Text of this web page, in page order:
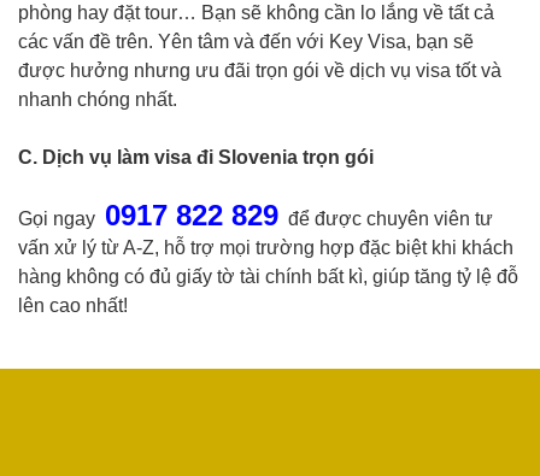
phòng hay đặt tour… Bạn sẽ không cần lo lắng về tất cả
các vấn đề trên. Yên tâm và đến với Key Visa, bạn sẽ
được hưởng nhưng ưu đãi trọn gói về dịch vụ visa tốt và
nhanh chóng nhất.
C. Dịch vụ làm visa đi Slovenia trọn gói
Gọi ngay 0917 822 829 để được chuyên viên tư
vấn xử lý từ A-Z, hỗ trợ mọi trường hợp đặc biệt khi khách
hàng không có đủ giấy tờ tài chính bất kì, giúp tăng tỷ lệ đỗ
lên cao nhất!